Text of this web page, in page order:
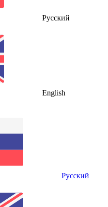
Русский
English
Русский